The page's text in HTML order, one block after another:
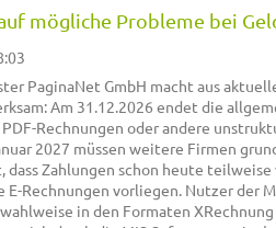
mögliche Probleme bei
PaginaNet GmbH macht aus
Am 31.12.2026 endet die
Rechnungen oder andere
2027 müssen weitere Firmen
dass Zahlungen schon heute
Rechnungen vorliegen. Nutzer der
in den Formaten